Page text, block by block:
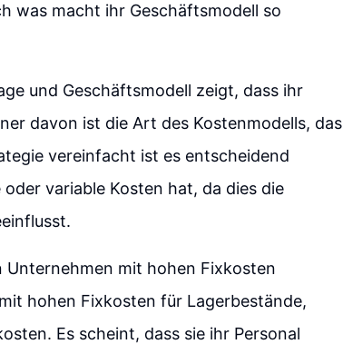
was macht ihr Geschäftsmodell so
und Geschäftsmodell zeigt, dass ihr
davon ist die Art des Kostenmodells, das
vereinfacht ist es entscheidend
variable Kosten hat, da dies die
mit hohen Fixkosten
hohen Fixkosten für Lagerbestände,
Es scheint, dass sie ihr Personal